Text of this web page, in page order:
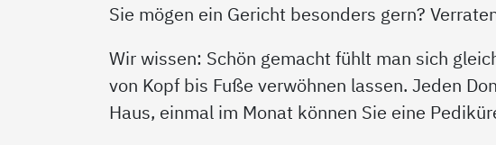
Sie mögen ein Gericht besonders gern?
Wir wissen: Schön gemacht fühlt man sich
von Kopf bis Fuße verwöhnen lassen. Jeden
Haus, einmal im Monat können Sie eine